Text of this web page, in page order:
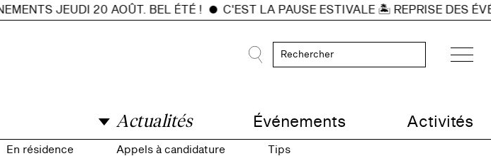
JEUDI 20 AOÛT. BEL ÉTÉ ! C'EST LA PAUSE ESTIVALE 🏝️ REPRISE DES
Actualités Événements Activités
En résidence Appels à candidature Tips